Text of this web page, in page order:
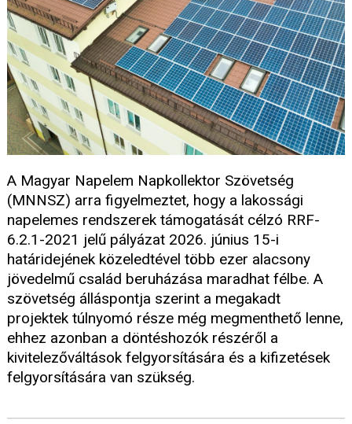
A Magyar Napelem Napkollektor Szövetség
(MNNSZ) arra figyelmeztet, hogy a lakossági
napelemes rendszerek támogatását célzó RRF-
6.2.1-2021 jelű pályázat 2026. június 15-i
határidejének közeledtével több ezer alacsony
jövedelmű család beruházása maradhat félbe. A
szövetség álláspontja szerint a megakadt
projektek túlnyomó része még megmenthető lenne,
ehhez azonban a döntéshozók részéről a
kivitelezőváltások felgyorsítására és a kifizetések
felgyorsítására van szükség.